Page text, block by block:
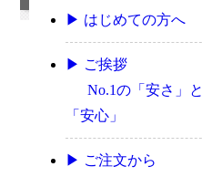
▶ はじめての方へ
▶ ご挨拶
No.1の「安さ」と
「安心」
▶ ご注文から